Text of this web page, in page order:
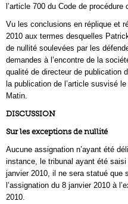
l’article 700 du Code de procédure
Vu les conclusions en réplique et
2010 aux termes desquelles
de nullité soulevées par les
demandes à l’encontre de la
qualité de directeur de publication
la publication de l’article susvisé
Matin.
DISCUSSION
Sur les exceptions de nullité
Aucune assignation n’ayant été
instance, le tribunal ayant été
janvier 2010, il ne sera statué que
l’assignation du 8 janvier 2010 à
2010.